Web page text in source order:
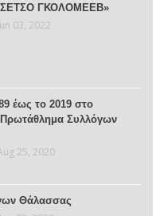
ΓΚΟΛΟΜΕΕΒ»
03, 2022
έως το 2019 στο
Πρωτάθλημα Συλλόγων
25, 2020
Θάλασσας